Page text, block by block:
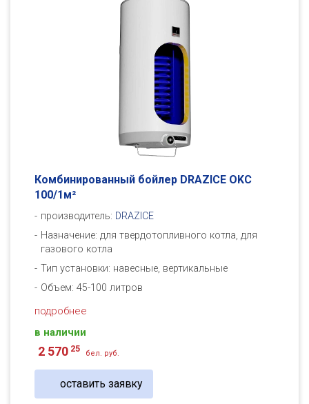
Комбинированный бойлер DRAZICE OKC
100/1м²
производитель: DRAZICE
Назначение: для твердотопливного котла, для
газового котла
Тип установки: навесные, вертикальные
Объем: 45-100 литров
подробнее
в наличии
2 570 25 бел. руб.
оставить заявку